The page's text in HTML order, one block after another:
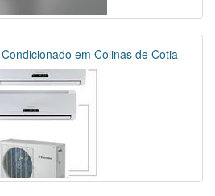
em Colinas de Cotia